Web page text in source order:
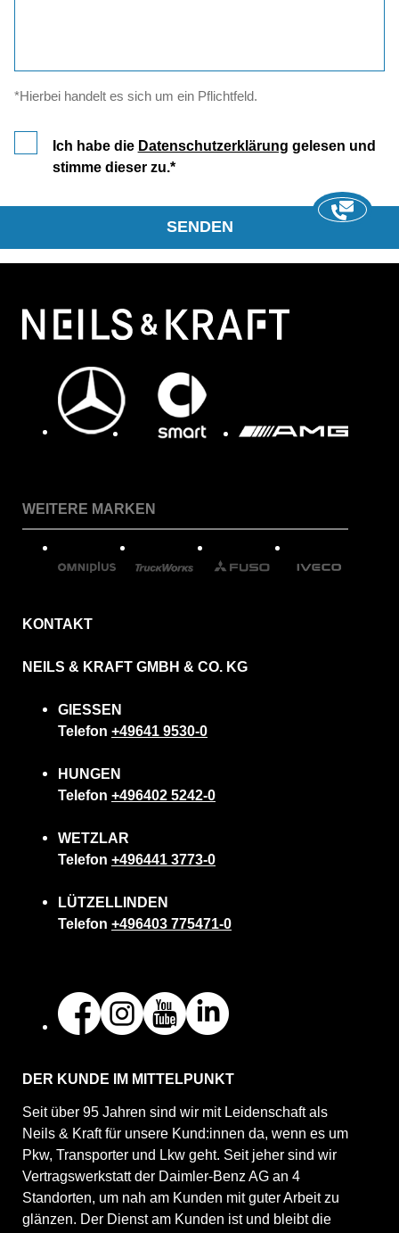
*Hierbei handelt es sich um ein Pflichtfeld.
Ich habe die Datenschutzerklärung gelesen und
stimme dieser zu.
SENDEN
WEITERE MARKEN
KONTAKT
NEILS & KRAFT GMBH & CO. KG
GIESSEN
Telefon +49641 9530-0
HUNGEN
Telefon +496402 5242-0
WETZLAR
Telefon +496441 3773-0
LÜTZELLINDEN
Telefon +496403 775471-0
DER KUNDE IM MITTELPUNKT
Seit über 95 Jahren sind wir mit Leidenschaft als
Neils & Kraft für unsere Kund:innen da, wenn es um
Pkw, Transporter und Lkw geht. Seit jeher sind wir
Vertragswerkstatt der Daimler-Benz AG an 4
Standorten, um nah am Kunden mit guter Arbeit zu
glänzen. Der Dienst am Kunden ist und bleibt die